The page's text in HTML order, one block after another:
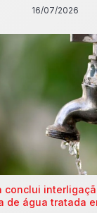
16/07/2026
conclui
de água tratada